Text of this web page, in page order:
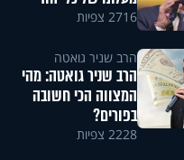
2716 צפיות
הרב שניר גואטה
הרב שניר גואטה: מהי
המצווה הכי חשובה
בפורים?
2228 צפיות